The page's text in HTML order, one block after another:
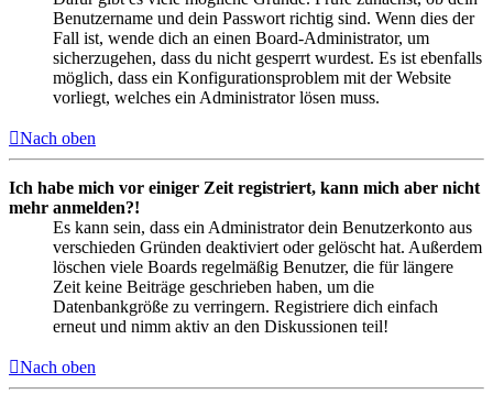
Benutzername und dein Passwort richtig sind. Wenn dies der
Fall ist, wende dich an einen Board-Administrator, um
sicherzugehen, dass du nicht gesperrt wurdest. Es ist ebenfalls
möglich, dass ein Konfigurationsproblem mit der Website
vorliegt, welches ein Administrator lösen muss.
Nach oben
Ich habe mich vor einiger Zeit registriert, kann mich aber nicht
mehr anmelden?!
Es kann sein, dass ein Administrator dein Benutzerkonto aus
verschieden Gründen deaktiviert oder gelöscht hat. Außerdem
löschen viele Boards regelmäßig Benutzer, die für längere
Zeit keine Beiträge geschrieben haben, um die
Datenbankgröße zu verringern. Registriere dich einfach
erneut und nimm aktiv an den Diskussionen teil!
Nach oben